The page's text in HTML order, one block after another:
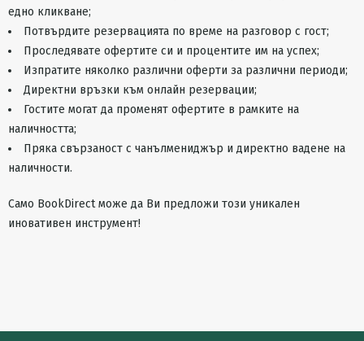
едно кликване;
Потвърдите резервацията по време на разговор с гост;
Проследявате офертите си и процентите им на успех;
Изпратите няколко различни оферти за различни периоди;
Директни връзки към онлайн резервации;
Гостите могат да променят офертите в рамките на
наличността;
Пряка свързаност с чанълмениджър и директно вадене на
наличности.
Само BookDirect може да Ви предложи този уникален
иновативен инструмент!